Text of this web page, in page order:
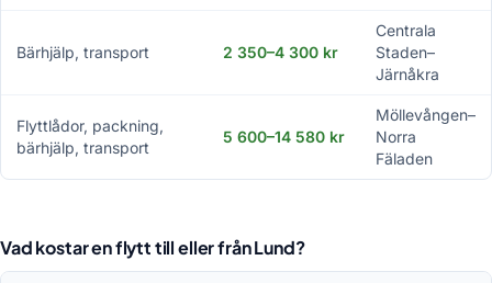
Bärhjälp, transport 2 350–4 300 kr
Centrala
Staden–
Järnåkra
Flyttlådor, packning,
bärhjälp, transport
5 600–14 580 kr
Möllevången–
Norra
Fäladen
Vad kostar en flytt till eller från Lund?